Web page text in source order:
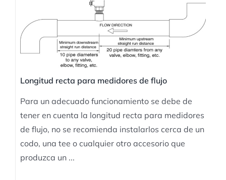
Longitud recta para medidores de flujo
Para un adecuado funcionamiento se debe de
tener en cuenta la longitud recta para medidores
de flujo, no se recomienda instalarlos cerca de un
codo, una tee o cualquier otro accesorio que
produzca un ...